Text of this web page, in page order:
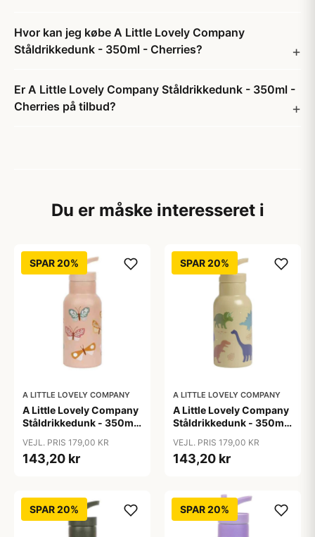
Hvor kan jeg købe A Little Lovely Company
Ståldrikkedunk - 350ml - Cherries?
Er A Little Lovely Company Ståldrikkedunk - 350ml -
Cherries på tilbud?
Du er måske interesseret i
SPAR 20%
A LITTLE LOVELY COMPANY
A Little Lovely Company
Ståldrikkedunk - 350ml
VEJL. PRIS 179,00 KR
143,20 kr
SPAR 20%
A LITTLE LOVELY COMPANY
A Little Lovely Company
Ståldrikkedunk - 350ml
VEJL. PRIS 179,00 KR
143,20 kr
SPAR 20% SPAR 20%